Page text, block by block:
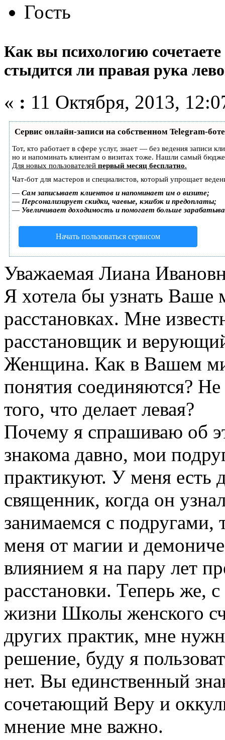
Гость
Как вы психологию
стыдится ли правая рука
« : 11 Октября, 2013,
Сервис онлайн-записи на собственном Telegram-боте
Тот, кто работает в сфере услуг, знает — без ведения записи
но и напоминать клиентам о визитах тоже. Нашли самый
Для новых пользователей первый месяц бесплатно.
Чат-бот для мастеров и специалистов, который упрощает
— Сам записывает клиентов и напоминает им о визите;
— Персонализирует скидки, чаевые, кэшбэк и предоплаты;
— Увеличивает доходимость и помогает больше
Начать пользоваться сервисом
Уважаемая Лиана
Я хотела бы узнать Ваше
расстановках. Мне
расстановщик и
Женщина. Как в Вашем
понятия соединяются?
того, что делает левая?
Почему я спрашиваю об
знакома давно, мои
практикуют. У меня есть
священник, когда он
занимаемся с подругами,
меня от магии и
влиянием я на пару лет
расстановки. Теперь же,
жизни Школы женского
других практик, мне
решение, буду я
нет. Вы единственный
сочетающий Веру и
мнение мне важно.